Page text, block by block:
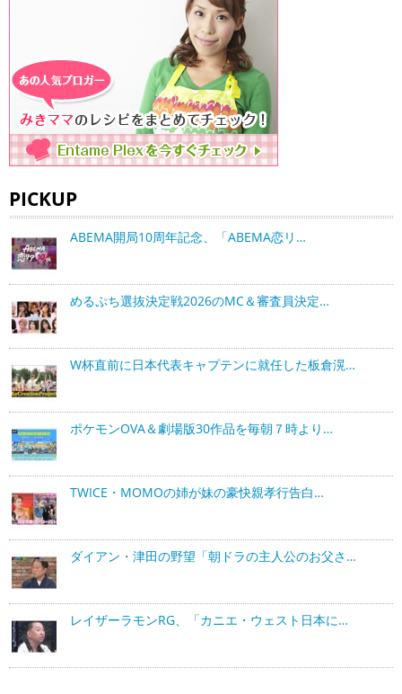
PICKUP
ABEMA開局10周年記念、「ABEMA恋リ…
めるぷち選抜決定戦2026のMC＆審査員決定…
W杯直前に日本代表キャプテンに就任した板倉滉…
ポケモンOVA＆劇場版30作品を毎朝７時より…
TWICE・MOMOの姉が妹の豪快親孝行告白…
ダイアン・津田の野望「朝ドラの主人公のお父さ…
レイザーラモンRG、「カニエ・ウェスト日本に…